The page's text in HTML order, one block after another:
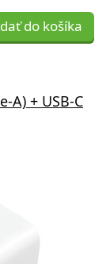
do košíka
A) + USB-C